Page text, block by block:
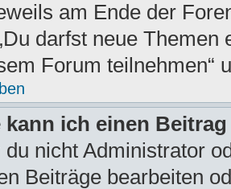
am Ende der
darfst neue Themen
Forum teilnehmen“
kann ich einen
du nicht Administrator
Beiträge bearbeiten